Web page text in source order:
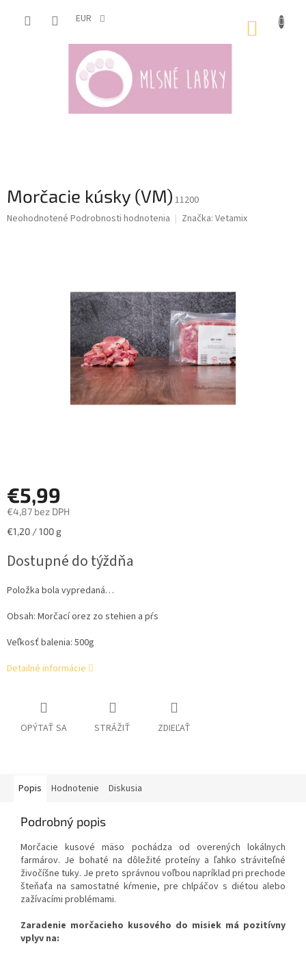
EUR
Morčacie kúsky (VM) 11200
Priemerné
Neohodnotené Podrobnosti hodnotenia Značka: Vetamix
€5,99
€4,87 bez DPH
Jednotková
€1,20 / 100 g
Dostupné do týždňa
Položka bola vypredaná…
Obsah: Morčací orez zo stehien a pŕs
Veľkosť balenia: 500g
Detailné informácie
OPÝTAŤ SA STRÁŽIŤ ZDIEĽAŤ
Popis Hodnotenie Diskusia
Podrobný popis
Morčacie kusové mäso pochádza od overených lokálnych
farmárov. Je bohaté na dôležité proteíny a ľahko stráviteľné
živočíšne tuky. Je preto správnou voľbou napríklad pri prechode
šteňaťa na samostatné kŕmenie, pre chlpáčov s diétou alebo
zažívacími problémami.
Zaradenie morčacieho kusového do misiek má pozitívny
vplyv na: